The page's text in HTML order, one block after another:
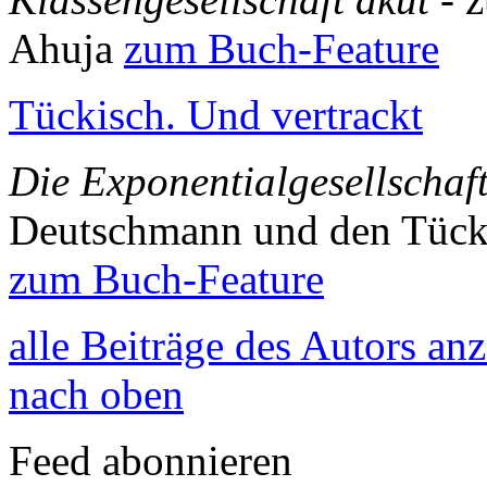
Ahuja zum Buch-Feature
Tückisch. Und vertrackt
Die
Deutschmann und den
zum Buch-Feature
alle Beiträge des Autors
nach oben
Feed abonnieren